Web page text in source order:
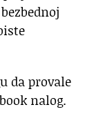
da provale
nalog.